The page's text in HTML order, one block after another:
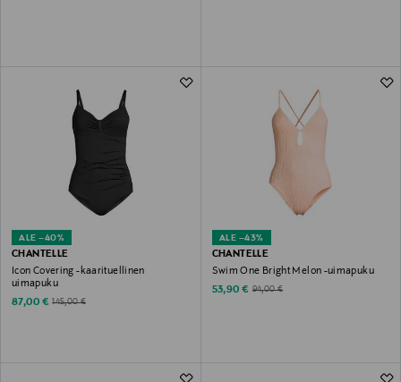
ALE –40%
CHANTELLE
Icon Covering -kaarituellinen
uimapuku
Discounted Price
87,00 € Original Price
145,00 €
ALE –43%
CHANTELLE
Swim One Bright Melon -uimapuku
Discounted Price
53,90 € Original Price
94,00 €